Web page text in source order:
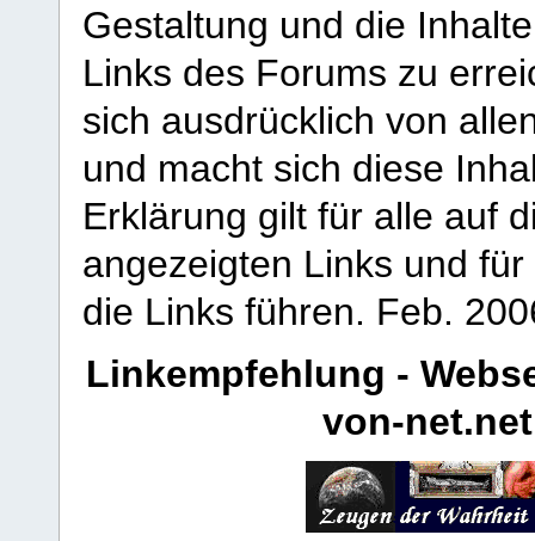
Gestaltung und die
Links des Forums zu
sich ausdrücklich von
und macht sich diese
Erklärung gilt für alle auf
angezeigten Links und
die Links führen. Feb.
Linkempfehlung -
von-net.net